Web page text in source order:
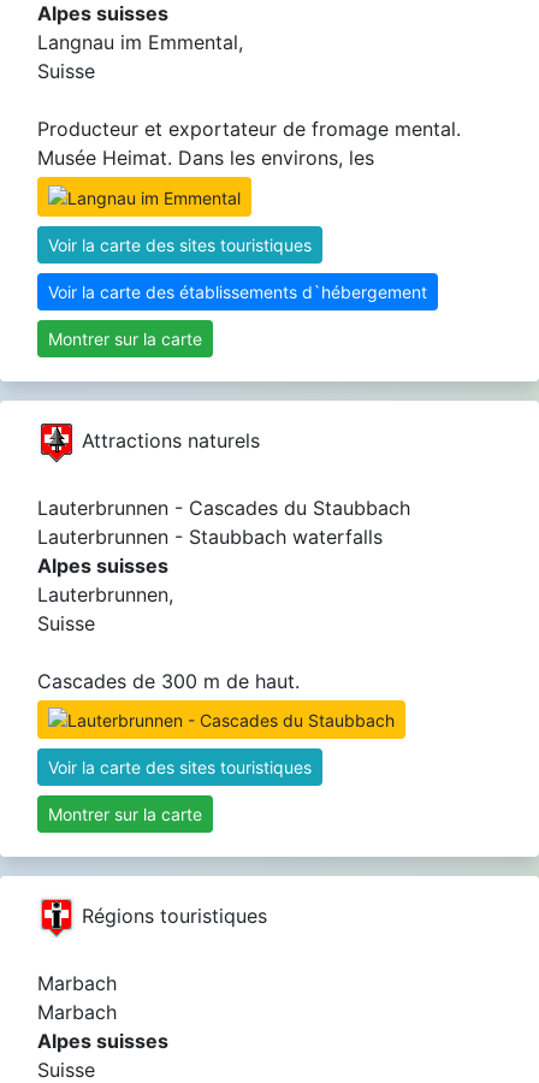
Alpes suisses
Langnau im Emmental,
Suisse
Producteur et exportateur de fromage mental.
Musée Heimat. Dans les environs, les
Voir la carte des sites touristiques
Voir la carte des établissements d`hébergement
Montrer sur la carte
Attractions naturels
Lauterbrunnen - Cascades du Staubbach
Lauterbrunnen - Staubbach waterfalls
Alpes suisses
Lauterbrunnen,
Suisse
Cascades de 300 m de haut.
Voir la carte des sites touristiques
Montrer sur la carte
Régions touristiques
Marbach
Marbach
Alpes suisses
Suisse